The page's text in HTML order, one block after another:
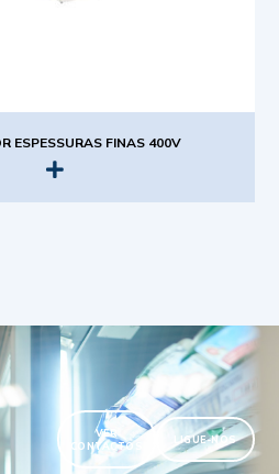
ESPESSURAS FINAS 400V
VER
CONTACTOS
LIGUE-NOS